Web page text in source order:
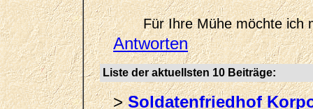
Für Ihre Mühe möchte ich
Antworten
Liste der aktuellsten 10 Beiträge:
>Soldatenfriedhof